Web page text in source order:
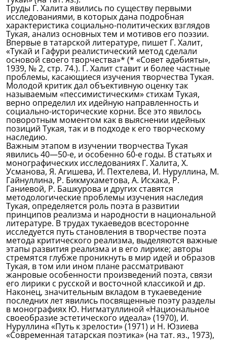
Труды Г. Халита явились по существу первыми
исследованиями, в которых дана подробная
характеристика социально-политических взглядов
Тукая, анализ основных тем и мотивов его поэзии.
Впервые в татарской литературе, пишет Г. Халит,
«Тукай и Гафури реалистический метод сделали
основой своего творчества»* (* «Совет әдәбияты»,
1939, № 2, стр. 74.). Г. Халит ставит и более частные
проблемы, касающиеся изучения творчества Тукая.
Молодой критик дал объективную оценку так
называемым «пессимистическим» стихам Тукая,
верно определил их идейную направленность и
социально-исторические корни. Все это явилось
поворотным моментом как в выяснении идейных
позиций Тукая, так и в подходе к его творческому
наследию.
Важным этапом в изучении творчества Тукая
явились 40—50-е, и особенно 60-е годы. В статьях и
монографических исследованиях Г. Халита, X.
Усманова, Я. Агишева, И. Пехтелева, И. Нуруллина, М.
Гайнуллина, Р. Бикмухаметова, А. Исхака, Р.
Ганиевой, Р. Башкурова и других ставятся
методологические проблемы изучения наследия
Тукая, определяется роль поэта в развитии
принципов реализма и народности в национальной
литературе. В трудах тукаеведов всесторонне
исследуется путь становления в творчестве поэта
метода критического реализма, выделяются важные
этапы развития реализма и в его лирике; авторы
стремятся глубже проникнуть в мир идей и образов
Тукая, в том или ином плане рассматривают
жанровые особенности произведений поэта, связи
его лирики с русской и восточной классикой и др.
Наконец, значительным вкладом в тукаеведение
последних лет явились посвященные поэту разделы
в монографиях Ю. Нигматуллиной «Национальное
своеобразие эстетического идеала» (1970), И.
Нуруллина «Путь к зрелости» (1971) и Н. Юзиева
«Современная татарская поэтика» (на тат. яз., 1973),